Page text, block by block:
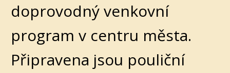
doprovodný venkovní
program v centru města.
Připravena jsou pouliční